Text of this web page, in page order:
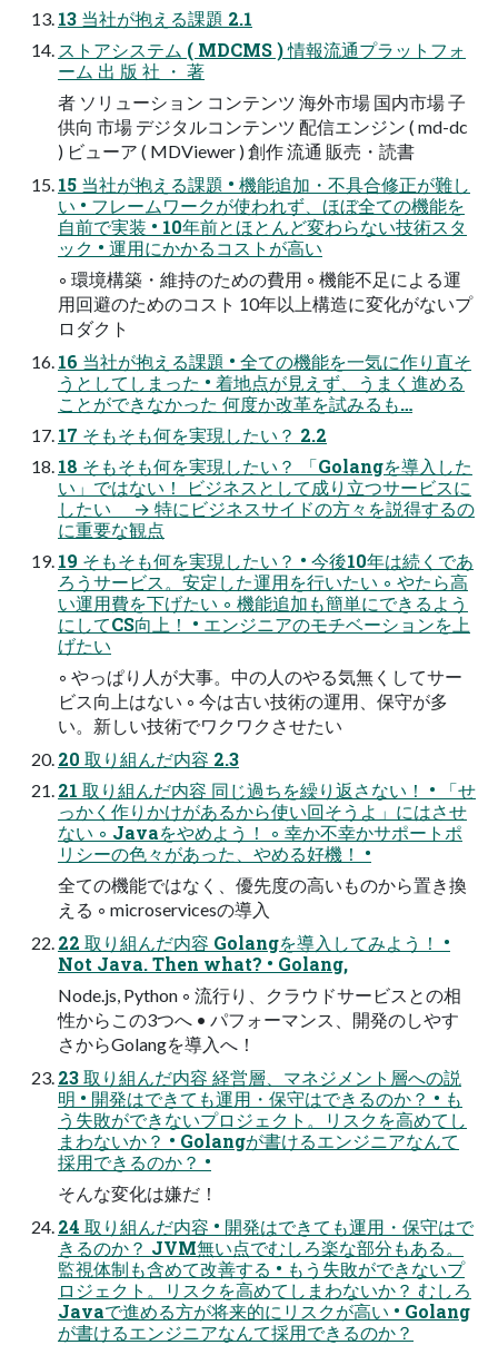
13 当社が抱える課題 2.1
ストアシステム ( MDCMS ) 情報流通プラットフォ
ーム 出 版 社 ・ 著
者 ソリューション コンテンツ 海外市場 国内市場 子
供向 市場 デジタルコンテンツ 配信エンジン ( md-dc
) ビューア ( MDViewer ) 創作 流通 販売・読書
15 当社が抱える課題 • 機能追加・不具合修正が難し
い • フレームワークが使われず、ほぼ全ての機能を
自前で実装 • 10年前とほとんど変わらない技術スタ
ック • 運用にかかるコストが高い
◦ 環境構築・維持のための費用 ◦ 機能不足による運
用回避のためのコスト 10年以上構造に変化がないプ
ロダクト
16 当社が抱える課題 • 全ての機能を一気に作り直そ
うとしてしまった • 着地点が見えず、うまく進める
ことができなかった 何度か改革を試みるも…
17 そもそも何を実現したい？ 2.2
18 そもそも何を実現したい？ 「Golangを導入した
い」ではない！ ビジネスとして成り立つサービスに
したい → 特にビジネスサイドの方々を説得するの
に重要な観点
19 そもそも何を実現したい？ • 今後10年は続くであ
ろうサービス。安定した運用を行いたい ◦ やたら高
い運用費を下げたい ◦ 機能追加も簡単にできるよう
にしてCS向上！ • エンジニアのモチベーションを上
げたい
◦ やっぱり人が大事。中の人のやる気無くしてサー
ビス向上はない ◦ 今は古い技術の運用、保守が多
い。新しい技術でワクワクさせたい
20 取り組んだ内容 2.3
21 取り組んだ内容 同じ過ちを繰り返さない！ • 「せ
っかく作りかけがあるから使い回そうよ」にはさせ
ない ◦ Javaをやめよう！ ◦ 幸か不幸かサポートポ
リシーの色々があった、やめる好機！ •
全ての機能ではなく、優先度の高いものから置き換
える ◦ microservicesの導入
22 取り組んだ内容 Golangを導入してみよう！ •
Not Java. Then what? • Golang,
Node.js, Python ◦ 流行り、クラウドサービスとの相
性からこの3つへ • パフォーマンス、開発のしやす
さからGolangを導入へ！
23 取り組んだ内容 経営層、マネジメント層への説
明 • 開発はできても運用・保守はできるのか？ • も
う失敗ができないプロジェクト。リスクを高めてし
まわないか？ • Golangが書けるエンジニアなんて
採用できるのか？ •
そんな変化は嫌だ！
24 取り組んだ内容 • 開発はできても運用・保守はで
きるのか？ JVM無い点でむしろ楽な部分もある。
監視体制も含めて改善する • もう失敗ができないプ
ロジェクト。リスクを高めてしまわないか？ むしろ
Javaで進める方が将来的にリスクが高い • Golang
が書けるエンジニアなんて採用できるのか？